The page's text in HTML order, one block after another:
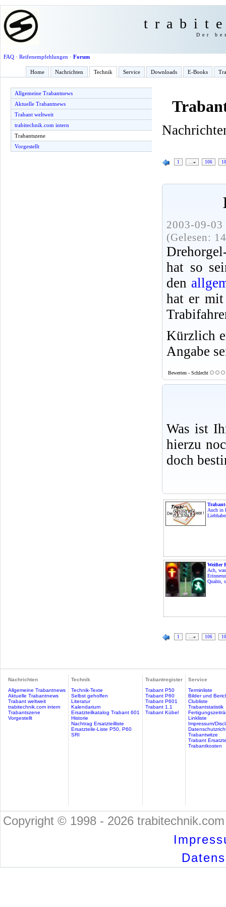
Der
FAQ· Reifenempfehlungen · Forum
Home Nachrichten Technik Service Downloads E-Books
Allgemeine Trabantnews
Aktuelle Trabantnews
Trabant weltweit
trabitechnik.com intern
Trabantszene
Vorgestellt
1 106
2003-09-
(Gelesen:
hat so
den
hat er
Kürzlich
Angabe
Bewerten - Schlecht
Was ist
hierzu
doch
Auch in
Weißer
Ach,
Qualm,
1 … 106
Nachrichten
Allgemeine Trabantnews
Aktuelle Trabantnews
Trabant weltweit
trabitechnik.com intern
Trabantszene
Vorgestellt
Technik
Technik-Texte
Selbst geholfen
Literatur
Kalendarium
Ersatzteilkatalog Trabant 601
Historie
Nachtrag Ersatzteilliste
Ersatzteile-Liste P50, P60
SRI
Trabantregister
Trabant P50
Trabant P60
Trabant P601
Trabant 1.1
Trabant Kübel
Service
Terminliste
Bilder und
Clubliste
Trabantstatistik
Linkliste
Impressum/
Trabantwitze
Trabant
Trabantkosten
Copyright © 1998 - 2026